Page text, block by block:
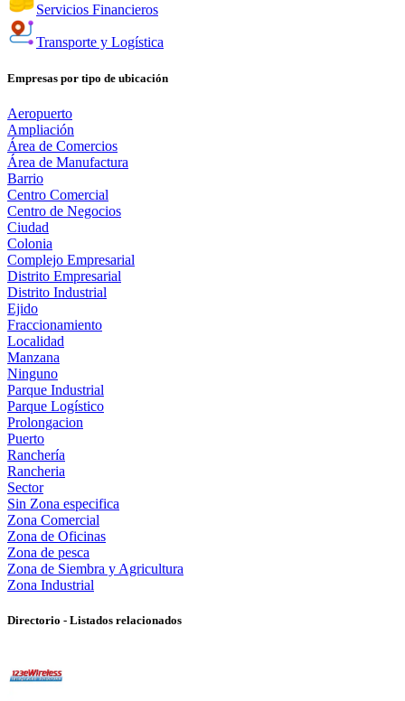
Servicios Financieros
Transporte y Logística
Empresas por tipo de ubicación
Aeropuerto
Ampliación
Área de Comercios
Área de Manufactura
Barrio
Centro Comercial
Centro de Negocios
Ciudad
Colonia
Complejo Empresarial
Distrito Empresarial
Distrito Industrial
Ejido
Fraccionamiento
Localidad
Manzana
Ninguno
Parque Industrial
Parque Logístico
Prolongacion
Puerto
Ranchería
Rancheria
Sector
Sin Zona especifica
Zona Comercial
Zona de Oficinas
Zona de pesca
Zona de Siembra y Agricultura
Zona Industrial
Directorio - Listados relacionados